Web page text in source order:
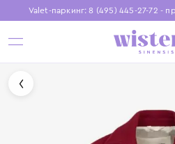
Valet-паркинг: 8 (495) 445-27-72 -
Бесплатная доставка при
Установите приложение, чтобы